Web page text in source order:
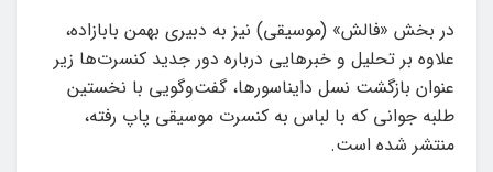
در بخش «فالش» (موسیقی) نیز به دبیری بهمن بابازاده،
علاوه بر تحلیل و خبرهایی درباره دور جدید کنسرت‌ها زیر
عنوان بازگشت نسل دایناسورها، گفت‌وگویی با نخستین
طلبه جوانی که با لباس به کنسرت موسیقی پاپ رفته،
منتشر شده است.